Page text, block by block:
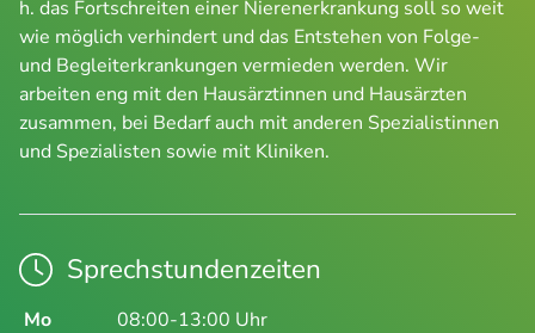
h. das Fortschreiten einer Nierenerkrankung soll so weit
wie möglich verhindert und das Entstehen von Folge-
und Begleiterkrankungen vermieden werden. Wir
arbeiten eng mit den Hausärztinnen und Hausärzten
zusammen, bei Bedarf auch mit anderen Spezialistinnen
und Spezialisten sowie mit Kliniken.
Sprechstundenzeiten
Mo 08:00-13:00 Uhr